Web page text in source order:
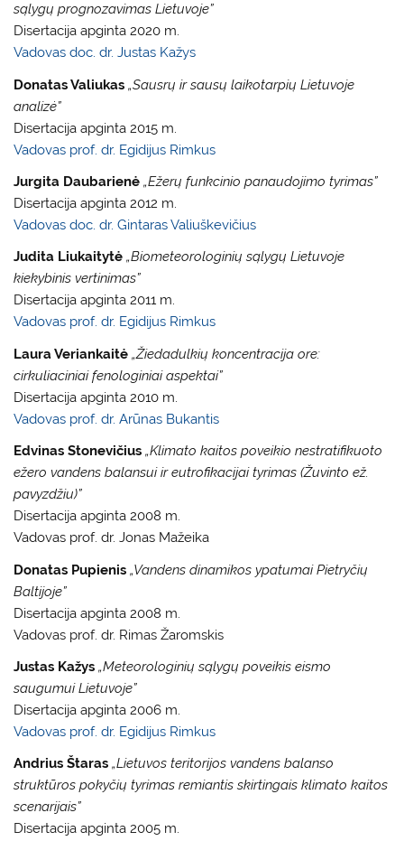
sąlygų prognozavimas Lietuvoje”
Disertacija apginta 2020 m.
Vadovas doc. dr. Justas Kažys
Donatas Valiukas „Sausrų ir sausų laikotarpių Lietuvoje
analizė”
Disertacija apginta 2015 m.
Vadovas prof. dr. Egidijus Rimkus
Jurgita Daubarienė „Ežerų funkcinio panaudojimo tyrimas”
Disertacija apginta 2012 m.
Vadovas doc. dr. Gintaras Valiuškevičius
Judita Liukaitytė „Biometeorologinių sąlygų Lietuvoje
kiekybinis vertinimas”
Disertacija apginta 2011 m.
Vadovas prof. dr. Egidijus Rimkus
Laura Veriankaitė „Žiedadulkių koncentracija ore:
cirkuliaciniai fenologiniai aspektai”
Disertacija apginta 2010 m.
Vadovas prof. dr. Arūnas Bukantis
Edvinas Stonevičius „Klimato kaitos poveikio nestratifikuoto
ežero vandens balansui ir eutrofikacijai tyrimas (Žuvinto ež.
pavyzdžiu)”
Disertacija apginta 2008 m.
Vadovas prof. dr. Jonas Mažeika
Donatas Pupienis „Vandens dinamikos ypatumai Pietryčių
Baltijoje”
Disertacija apginta 2008 m.
Vadovas prof. dr. Rimas Žaromskis
Justas Kažys „Meteorologinių sąlygų poveikis eismo
saugumui Lietuvoje”
Disertacija apginta 2006 m.
Vadovas prof. dr. Egidijus Rimkus
Andrius Štaras „Lietuvos teritorijos vandens balanso
struktūros pokyčių tyrimas remiantis skirtingais klimato kaitos
scenarijais”
Disertacija apginta 2005 m.